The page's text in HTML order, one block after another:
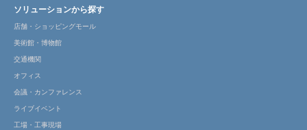
ソリューションから探す
店舗・ショッピングモール
美術館・博物館
交通機関
オフィス
会議・カンファレンス
ライブイベント
工場・工事現場